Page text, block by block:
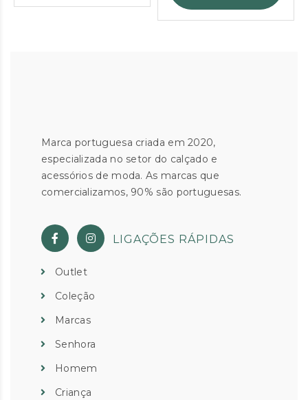
Marca portuguesa criada em 2020,
especializada no setor do calçado e
acessórios de moda. As marcas que
comercializamos, 90% são portuguesas.
LIGAÇÕES RÁPIDAS
Outlet
Coleção
Marcas
Senhora
Homem
Criança